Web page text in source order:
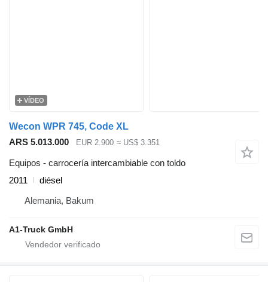
VÍDEO
Wecon WPR 745, Code XL
ARS 5.013.000
EUR 2.900 ≈ US$ 3.351
Equipos - carrocería intercambiable con toldo
2011
diésel
Alemania, Bakum
A1-Truck GmbH